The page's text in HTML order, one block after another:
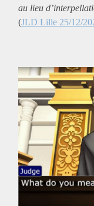
au lieu
(JLD Lille 25/12/